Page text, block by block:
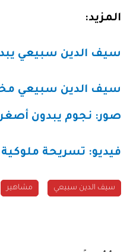
المزيد:
سيف الدين سبيعي
سيف الدين سبيعي
صور: نجوم يبدون
فيديو: تسريحة
سيف الدين سبيعي مشاهير